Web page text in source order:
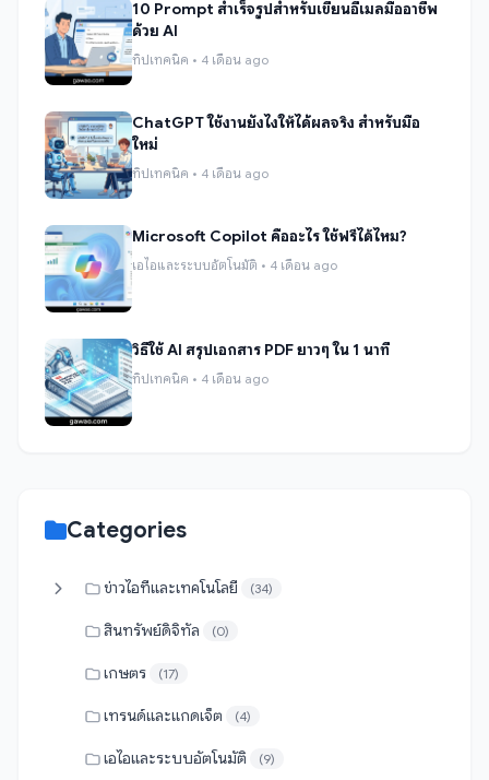
10 Prompt สำเร็จรูปสำหรับเขียนอีเมลมืออาชีพ
ด้วย AI
ทิปเทคนิค • 4 เดือน ago
ChatGPT ใช้งานยังไงให้ได้ผลจริง สำหรับมือ
ใหม่
ทิปเทคนิค • 4 เดือน ago
Microsoft Copilot คืออะไร ใช้ฟรีได้ไหม?
เอไอและระบบอัตโนมัติ • 4 เดือน ago
วิธีใช้ AI สรุปเอกสาร PDF ยาวๆ ใน 1 นาที
ทิปเทคนิค • 4 เดือน ago
Categories
ข่าวไอทีและเทคโนโลยี (34)
สินทรัพย์ดิจิทัล (0)
เกษตร (17)
เทรนด์และแกดเจ็ต (4)
เอไอและระบบอัตโนมัติ (9)